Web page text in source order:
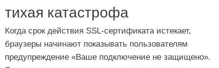
тихая катастрофа
Когда срок действия SSL-сертификата истекает,
браузеры начинают показывать пользователям
предупреждение «Ваше подключение не защищено».